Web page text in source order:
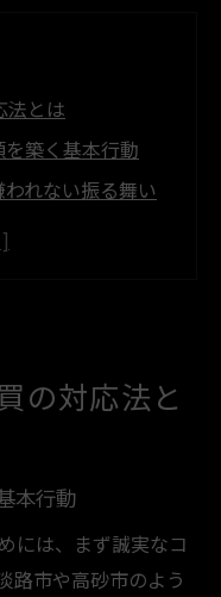
法とは
築く基本行動
れない振る舞い
ない対応術
活きる理由
に与える影響と
の対応法と
本行動
には、まず誠実なコ
路市や高砂市のよう